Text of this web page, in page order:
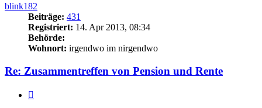
blink182
Beiträge: 431
Registriert: 14. Apr 2013, 08:34
Behörde:
Wohnort: irgendwo im nirgendwo
Re: Zusammentreffen von Pension und Rente